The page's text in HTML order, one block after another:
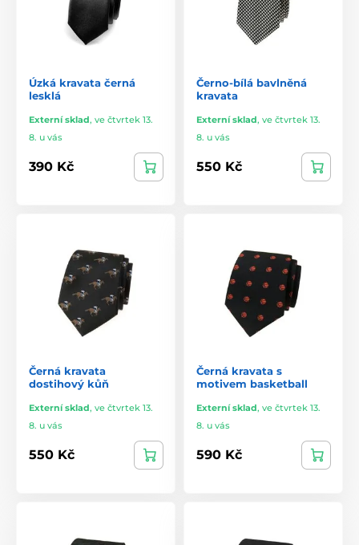
Úzká kravata černá
lesklá
Externí sklad, ve čtvrtek 13.
8. u vás
390 Kč
Černo-bílá bavlněná
kravata
Externí sklad, ve čtvrtek 13.
8. u vás
550 Kč
Černá kravata
dostihový kůň
Externí sklad, ve čtvrtek 13.
8. u vás
550 Kč
Černá kravata s
motivem basketball
Externí sklad, ve čtvrtek 13.
8. u vás
590 Kč